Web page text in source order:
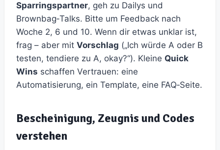
Sparringspartner, geh zu Dailys und
Brownbag‑Talks. Bitte um Feedback nach
Woche 2, 6 und 10. Wenn dir etwas unklar ist,
frag – aber mit Vorschlag („Ich würde A oder B
testen, tendiere zu A, okay?“). Kleine Quick
Wins schaffen Vertrauen: eine
Automatisierung, ein Template, eine FAQ‑Seite.
Bescheinigung, Zeugnis und Codes
verstehen